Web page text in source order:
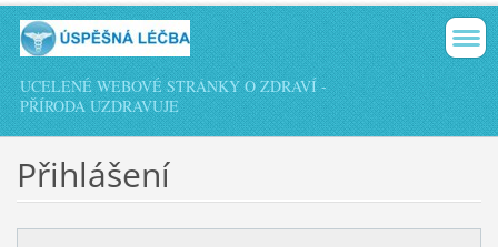
UCELENÉ WEBOVÉ STRÁNKY O ZDRAVÍ -
PŘÍRODA UZDRAVUJE
Přihlášení